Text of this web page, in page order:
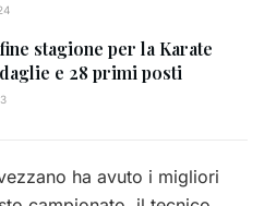
stagione per la Karate
e 28 primi posti
ha avuto i migliori